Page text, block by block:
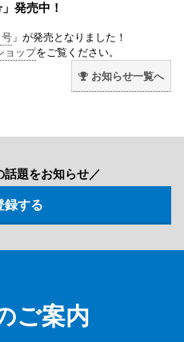
発売中！
」が発売となりました！
ョップをご覧ください。
お知らせ一覧へ
話題をお知らせ／
ご案内